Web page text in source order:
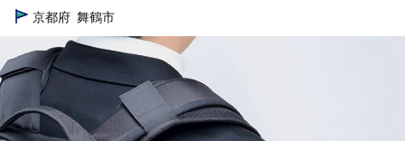
TOP
京都府 舞鶴市